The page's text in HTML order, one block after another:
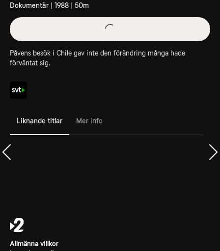
Dokumentär | 1988 | 50m
Påvens besök i Chile gav inte den förändring många hade
förväntat sig.
Liknande titlar Mer info
Allmänna villkor